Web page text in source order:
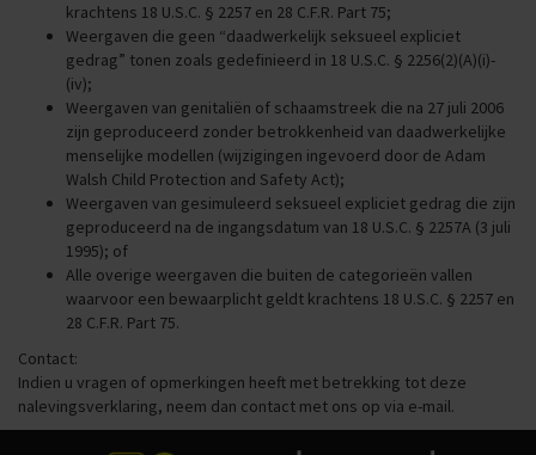
krachtens 18 U.S.C. § 2257 en 28 C.F.R. Part 75;
Weergaven die geen “daadwerkelijk seksueel expliciet
gedrag” tonen zoals gedefinieerd in 18 U.S.C. § 2256(2)(A)(i)-
(iv);
Weergaven van genitaliën of schaamstreek die na 27 juli 2006
zijn geproduceerd zonder betrokkenheid van daadwerkelijke
menselijke modellen (wijzigingen ingevoerd door de Adam
Walsh Child Protection and Safety Act);
Weergaven van gesimuleerd seksueel expliciet gedrag die zijn
geproduceerd na de ingangsdatum van 18 U.S.C. § 2257A (3 juli
1995); of
Alle overige weergaven die buiten de categorieën vallen
waarvoor een bewaarplicht geldt krachtens 18 U.S.C. § 2257 en
28 C.F.R. Part 75.
Contact:
Indien u vragen of opmerkingen heeft met betrekking tot deze
nalevingsverklaring, neem dan contact met ons op via e-mail.